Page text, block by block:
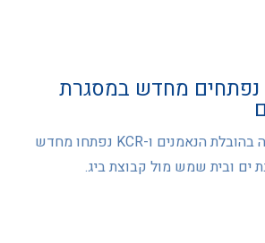
נפתחים מחדש במסגרת
כחלק מתהליך הקפאה בהובלת הנאמנים ו-KCR נפתחו מחדש
ים ובית שמש מול קבוצת ביג.